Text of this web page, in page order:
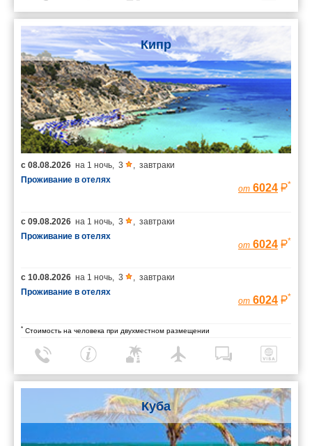
Кипр
с 08.08.2026 на 1 ночь 3
завтраки
Проживание в отелях
от 6024 *
с 09.08.2026 на 1 ночь 3
завтраки
Проживание в отелях
от 6024 *
с 10.08.2026 на 1 ночь 3
завтраки
Проживание в отелях
от 6024 *
* Стоимость на человека при двухместном размещении
Куба